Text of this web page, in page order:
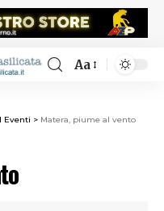
Aa
Eventi > Matera, piume al vento